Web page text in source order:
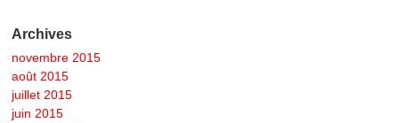
Archives
novembre 2015
août 2015
juillet 2015
juin 2015